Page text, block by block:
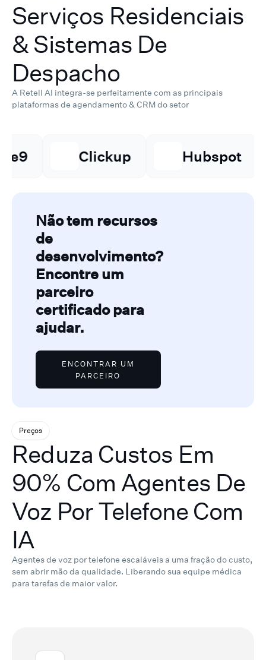
Serviços Residenciais
& Sistemas De
Despacho
A Retell AI integra-se perfeitamente com as principais
plataformas de agendamento & CRM do setor
Clickup Hubspot ⁠Go
Não tem recursos
de
desenvolvimento?
Encontre um
parceiro
certificado para
ajudar.
ENCONTRAR UM
PARCEIRO
Preços
Reduza Custos Em
90% Com Agentes De
Voz Por Telefone Com
IA
Agentes de voz por telefone escaláveis a uma fração do custo,
sem abrir mão da qualidade. Liberando sua equipe médica
para tarefas de maior valor.